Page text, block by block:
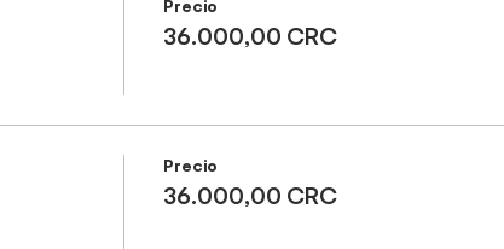
Precio
36.000,00 CRC
Precio
36.000,00 CRC